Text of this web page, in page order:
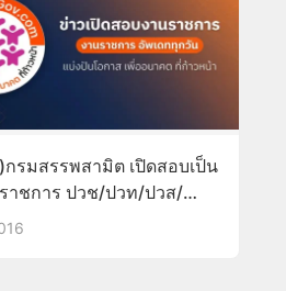
กรมสรรพสามิต เปิดสอบเป็น
าชการ ปวช/ปวท/ปวส/
/ป.ตรี/ป.โท